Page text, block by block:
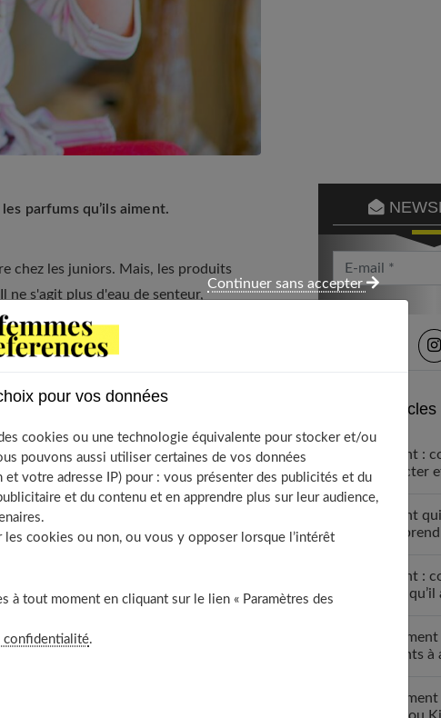
parfums qu’ils aiment.
chez les juniors. Mais, les produits
ne s'agit plus d'eau de senteur,
enfant
les adultes
toilette destinées aux femmes et
Votre Email *
Derniers articles
Enfant :
détecter
Enfant
Enfant :
pour
enfants
pour vos données
cookies ou une technologie équivalente pour stocker et/ou
pouvons aussi utiliser certaines de vos données
votre adresse IP) pour : vous présenter des publicités et du
et du contenu et en apprendre plus sur leur audience,
cookies ou non, ou vous y opposer lorsque l’intérêt
à tout moment en cliquant sur le lien « Paramètres des
confidentialité.
Continuer sans accepter